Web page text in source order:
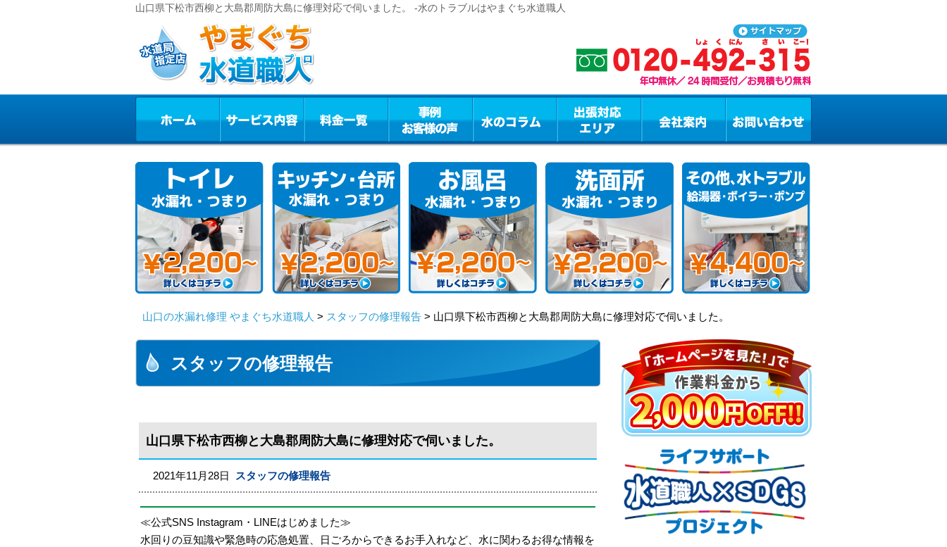
山口県下松市西柳と大島郡周防大島に修理対応で伺いました。 -水のトラブルはやまぐち水道職人
山口の水漏れ修理 やまぐち水道職人 > スタッフの修理報告 > 山口県下松市西柳と大島郡周防大島に修理対応で伺いました。
スタッフの修理報告
山口県下松市西柳と大島郡周防大島に修理対応で伺いました。
2021年11月28日 スタッフの修理報告
≪公式SNS Instagram・LINEはじめました≫
水回りの豆知識や緊急時の応急処置、日ごろからできるお手入れなど、水に関わるお得な情報を